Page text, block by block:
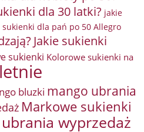
dla 30 latki? jakie
dla pań po 50 Allegro
Jakie sukienki
sukienki Kolorowe sukienki na
letnie
bluzki mango ubrania
Markowe sukienki
wyprzedaż